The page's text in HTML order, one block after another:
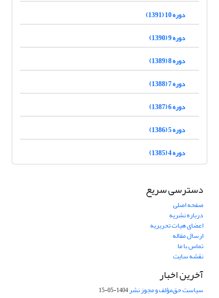
دوره 10 (1391)
دوره 9 (1390)
دوره 8 (1389)
دوره 7 (1388)
دوره 6 (1387)
دوره 5 (1386)
دوره 4 (1385)
دسترسی سریع
صفحه اصلی
درباره نشریه
اعضای هیات تحریریه
ارسال مقاله
تماس با ما
نقشه سایت
آخرین اخبار
سیاست حق‌مؤلف و مجوز نشر1404-05-15